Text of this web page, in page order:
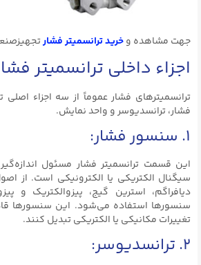
جهت مشاهده وخرید ترانسمیتر فشار
اجزاء داخلی ترانسمیتر
ترانسمیترهای فشار عموماً از سه اجزاء
فشار، ترانسدیوسر و واحد نمایش.
۱. سنسور فشار:
این قسمت ترانسمیتر فشار مسئول
سیگنال الکتریکی یا الکترونیکی است. از
دیافراگم، استرین گیج، پیزوالکتریک و
سنسورها استفاده می‌شود. این سنسورها
تغییرات مکانیکی یا الکتریکی تبدیل کنند.
۲. ترانسدیوسر: